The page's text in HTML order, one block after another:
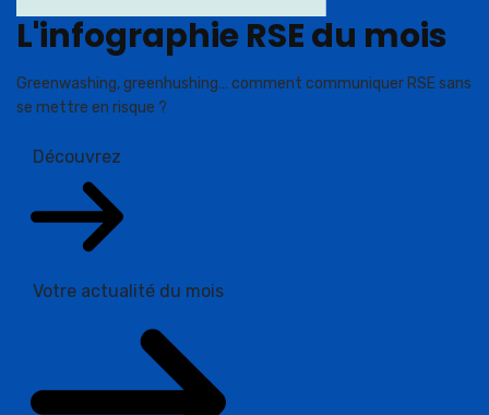
L'infographie RSE du mois
Greenwashing, greenhushing… comment communiquer RSE sans
se mettre en risque ?
Découvrez
Votre actualité du mois